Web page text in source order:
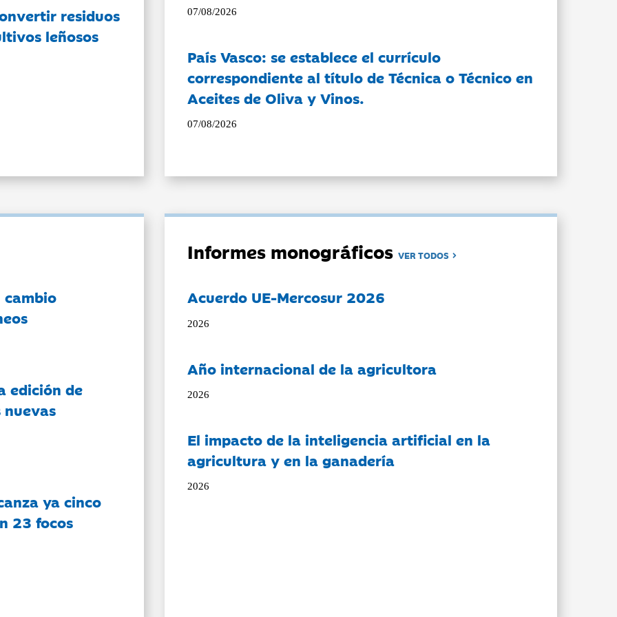
residuos
leñosos
07/08/2026
País Vasco: se establece el currículo
correspondiente al título de Técnica o Técnico en
Aceites de Oliva y Vinos.
07/08/2026
cambio
edición de
nuevas
ya cinco
23 focos
Informes monográficosVER TODOS
Acuerdo UE-Mercosur 2026
2026
Año internacional de la agricultora
2026
El impacto de la inteligencia artificial en la
agricultura y en la ganadería
2026